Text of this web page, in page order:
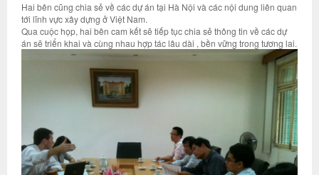
Hai bên cũng chia sẻ về các dự án tại Hà Nội và các nội dung liên quan
tới lĩnh vực xây dựng ở Việt Nam.
Qua cuộc họp, hai bên cam kết sẽ tiếp tục chia sẻ thông tin về các dự
án sẽ triển khai và cùng nhau hợp tác lâu dài , bền vững trong tương lai.